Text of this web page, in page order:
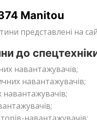
Manitou
представлені на
до
навантажувачів;
навантажувачів;
навантажувачів;